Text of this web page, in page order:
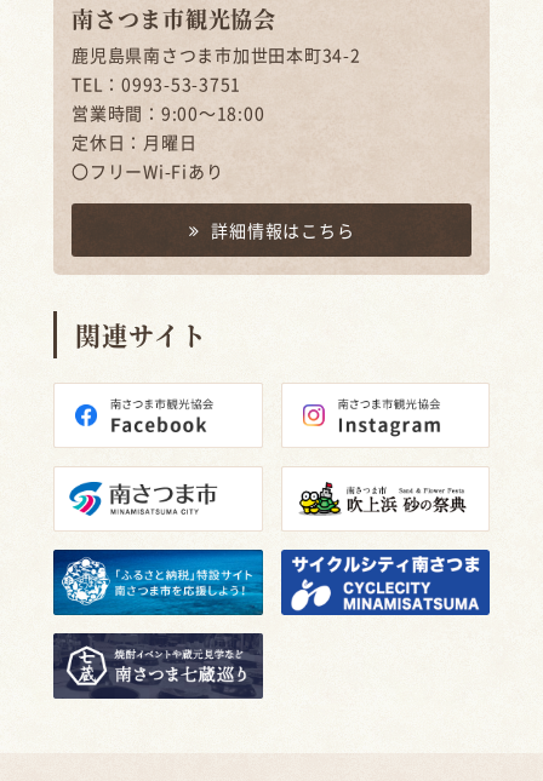
南さつま市観光協会
鹿児島県南さつま市加世田本町34-2
TEL：0993-53-3751
営業時間：9:00～18:00
定休日：月曜日
〇フリーWi-Fiあり
詳細情報はこちら
関連サイト